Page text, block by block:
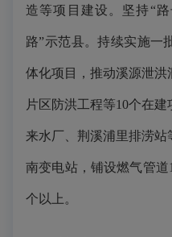
造等项目建设。坚持“
路”示范县。持续实施一
体化项目，推动溪源泄洪
片区防洪工程等10个在
来水厂、荆溪浦里排涝
南变电站，铺设燃气管道
个以上。